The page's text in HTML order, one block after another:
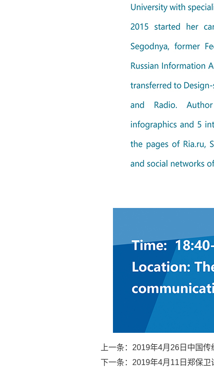
上一条： 2019年4月26日中国
下一条： 2019年4月11日郑保卫